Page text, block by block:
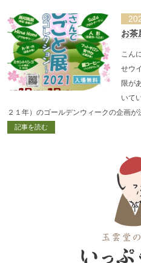
お茶
こん
せウ
限が
いて
２１年）のゴールデンウィークの企画
記事を読む